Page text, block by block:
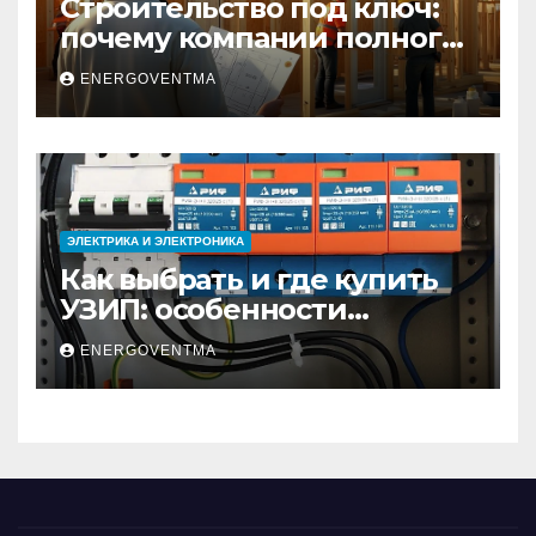
Строительство под ключ:
почему компании полного
цикла меняют рынок
недвижимости
ENERGOVENTMA
ЭЛЕКТРИКА И ЭЛЕКТРОНИКА
Как выбрать и где купить
УЗИП: особенности
устройств защиты от
импульсных
перенапряжений
ENERGOVENTMA